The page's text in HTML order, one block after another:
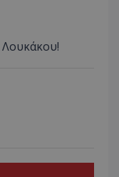
Λουκάκου!